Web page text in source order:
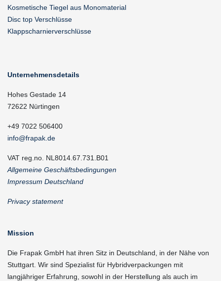
Kosmetische Tiegel aus Monomaterial
Disc top Verschlüsse
Klappscharnierverschlüsse
Unternehmensdetails
Hohes Gestade 14
72622 Nürtingen
+49 7022 506400
info@frapak.de
VAT reg.no. NL8014.67.731.B01
Allgemeine Geschäftsbedingungen
Impressum Deutschland
Privacy statement
Mission
Die Frapak GmbH hat ihren Sitz in Deutschland, in der Nähe von
Stuttgart. Wir sind Spezialist für Hybridverpackungen mit
langjähriger Erfahrung, sowohl in der Herstellung als auch im